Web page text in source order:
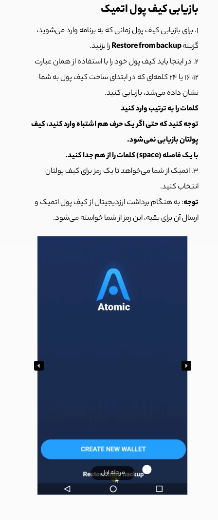
بازیابی کیف پول اتمیک
۱. برای بازیابی کیف پول زمانی که به برنامه وارد می‌شوید،
گزینهRestore from backupرا بزنید.
۲. در اینجا باید کیف پول خود را با استفاده از همان عبارت
۱۲، ۱۶ یا ۲۴ کلمه‌ای که در ابتدای ساخت کیف پول به شما
نشان داده می‌شد، بازیابی کنید.
کلمات را به ترتیب وارد کنید
توجه کنید که حتی اگر یک حرف هم اشتباه وارد کنید، کیف
پولتان بازیابی نمی‌شود.
با یک فاصله (space) کلمات را از هم جدا کنید.
۳. اتمیک از شما می‌خواهد تا یک رمز برای کیف پولتان
انتخاب کنید.
توجه: به هنگام برداشت ارزدیجیتال از کیف پول اتمیک و
ارسال آن برای بقیه، این رمز از شما خواسته می‌شود.
مرحله اول